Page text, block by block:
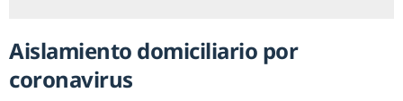
Aislamiento domiciliario por
coronavirus